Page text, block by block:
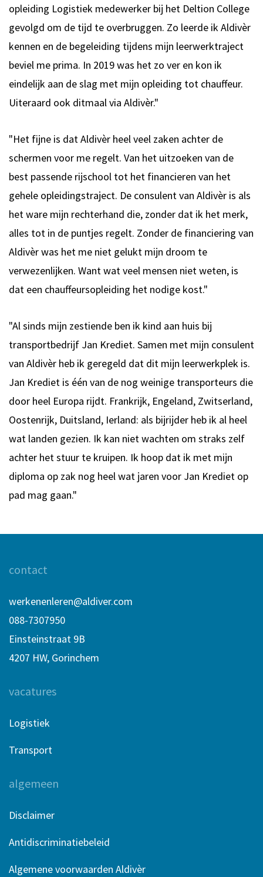
opleiding Logistiek medewerker bij het Deltion College
gevolgd om de tijd te overbruggen. Zo leerde ik Aldivèr
kennen en de begeleiding tijdens mijn leerwerktraject
beviel me prima. In 2019 was het zo ver en kon ik
eindelijk aan de slag met mijn opleiding tot chauffeur.
Uiteraard ook ditmaal via Aldivèr."
"Het fijne is dat Aldivèr heel veel zaken achter de
schermen voor me regelt. Van het uitzoeken van de
best passende rijschool tot het financieren van het
gehele opleidingstraject. De consulent van Aldivèr is als
het ware mijn rechterhand die, zonder dat ik het merk,
alles tot in de puntjes regelt. Zonder de financiering van
Aldivèr was het me niet gelukt mijn droom te
verwezenlijken. Want wat veel mensen niet weten, is
dat een chauffeursopleiding het nodige kost."
"Al sinds mijn zestiende ben ik kind aan huis bij
transportbedrijf Jan Krediet. Samen met mijn consulent
van Aldivèr heb ik geregeld dat dit mijn leerwerkplek is.
Jan Krediet is één van de nog weinige transporteurs die
door heel Europa rijdt. Frankrijk, Engeland, Zwitserland,
Oostenrijk, Duitsland, Ierland: als bijrijder heb ik al heel
wat landen gezien. Ik kan niet wachten om straks zelf
achter het stuur te kruipen. Ik hoop dat ik met mijn
diploma op zak nog heel wat jaren voor Jan Krediet op
pad mag gaan."
contact
werkenenleren@aldiver.com
088-7307950
Einsteinstraat 9B
4207 HW, Gorinchem
vacatures
Logistiek
Transport
algemeen
Disclaimer
Antidiscriminatiebeleid
Algemene voorwaarden Aldivèr